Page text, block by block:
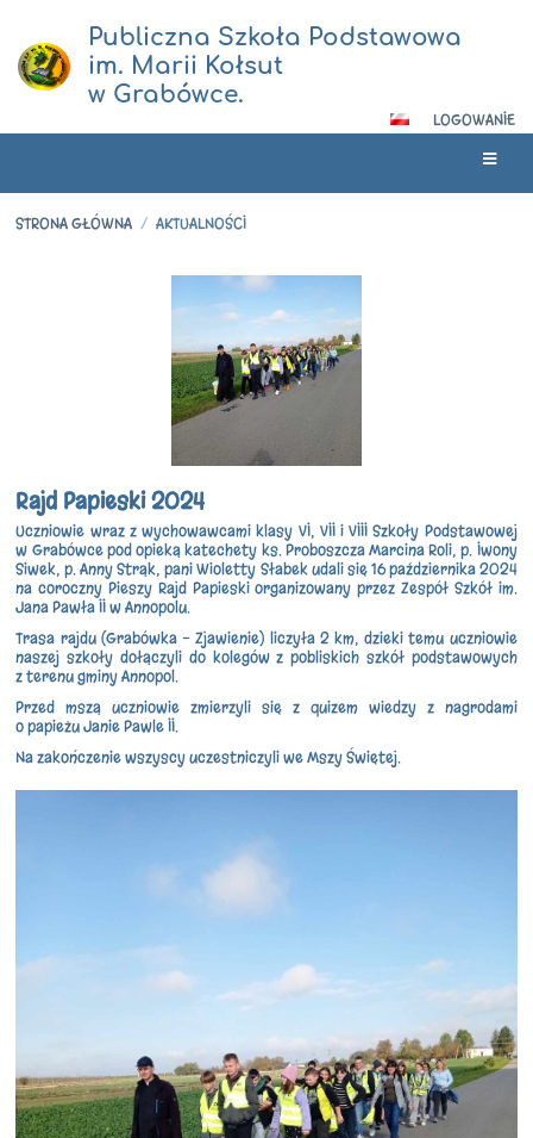
Publiczna Szkoła Podstawowa
im. Marii Kołsut
w Grabówce.
LOGOWANIE
STRONA GŁÓWNA / AKTUALNOŚCI
Rajd Papieski 2024
Uczniowie wraz z wychowawcami klasy VI, VII i VIII Szkoły Podstawowej
w Grabówce pod opieką katechety ks. Proboszcza Marcina Roli, p. Iwony
Siwek, p. Anny Strąk, pani Wioletty Słabek udali się 16 października 2024
na coroczny Pieszy Rajd Papieski organizowany przez Zespół Szkół im.
Jana Pawła II w Annopolu.
Trasa rajdu (Grabówka - Zjawienie) liczyła 2 km, dzieki temu uczniowie
naszej szkoły dołączyli do kolegów z pobliskich szkół podstawowych
z terenu gminy Annopol.
Przed mszą uczniowie zmierzyli się z quizem wiedzy z nagrodami
o papieżu Janie Pawle II.
Na zakończenie wszyscy uczestniczyli we Mszy Świętej.